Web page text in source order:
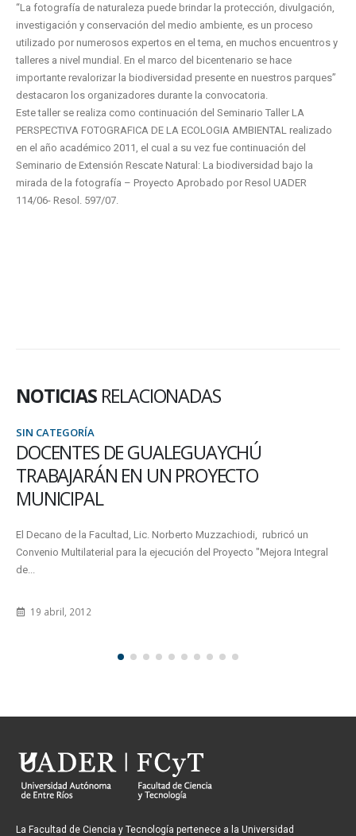
“La fotografía de naturaleza puede brindar la protección, divulgación,
investigación y conservación del medio ambiente, es un proceso
utilizado por numerosos expertos en el tema, en muchos encuentros y
talleres a nivel mundial. En el marco del bicentenario se hace
importante revalorizar la biodiversidad presente en nuestros parques”
destacaron los organizadores durante la convocatoria.
Este taller se realiza como continuación del Seminario Taller LA
PERSPECTIVA FOTOGRAFICA DE LA ECOLOGIA AMBIENTAL realizado
en el año académico 2011, el cual a su vez fue continuación del
Seminario de Extensión Rescate Natural: La biodiversidad bajo la
mirada de la fotografía – Proyecto Aprobado por Resol UADER
114/06- Resol. 597/07.
NOTICIAS RELACIONADAS
SIN CATEGORÍA
EL 28 DE SEPTIEMBRE SERÁ EL III
ENCUENTRO ANUAL DE INVESTIGADORES
DE LA FACULTAD
El próximo 28 de septiembre se llevará cabo el III Encuentro Anual de
Investigadores de la Facultad, organizado por la...
La Facultad de Ciencia y Tecnología pertenece a la Universidad